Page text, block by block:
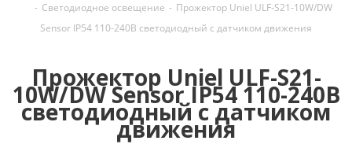
- Светодиодное освещение - Прожектор Uniel ULF-S21-10W/DW
Sensor IP54 110-240В светодиодный с датчиком движения
Прожектор Uniel ULF-S21-
10W/DW Sensor IP54 110-240В
светодиодный с датчиком
движения